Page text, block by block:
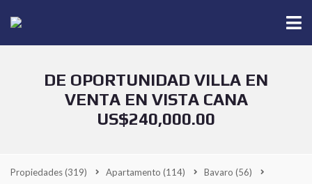
DE OPORTUNIDAD VILLA EN
VENTA EN VISTA CANA
US$240,000.00
Propiedades(319) Apartamento (114) Bavaro (56)